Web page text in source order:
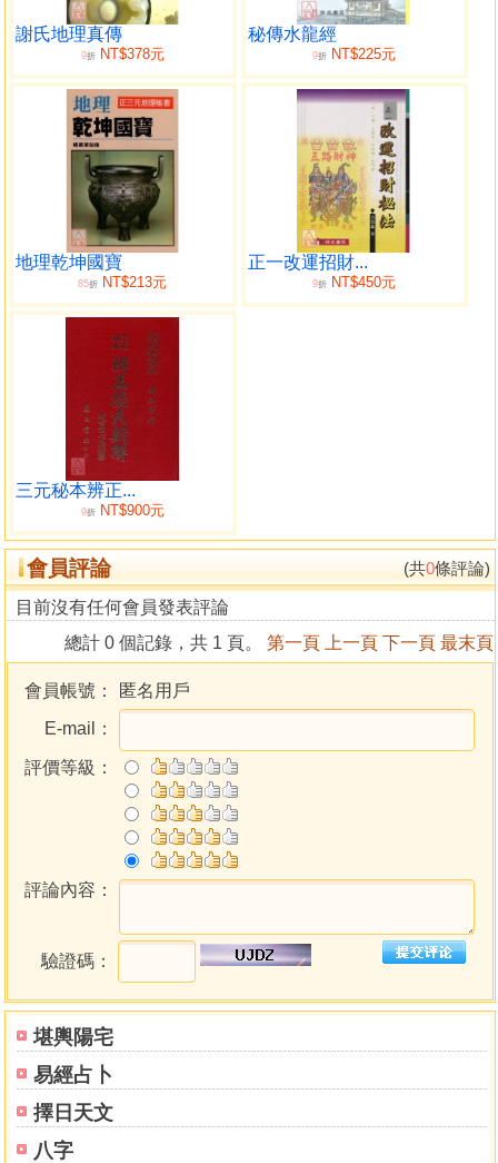
堪輿陽宅
易經占卜
擇日天文
八字
水龍尋脈歌
諸格一百八十七圖
謝氏地理真傳
9折NT$378元
秘傳水龍經
9折 NT$225元
地理乾坤國寶
85折 NT$213元
正一改運招財...
9折 NT$450元
三元秘本辨正...
9折NT$900元
會員評論 (共0條評論)
目前沒有任何會員發表評論
總計 0 個記錄，共 1 頁。 第一頁 上一頁 下一頁 最末頁
會員帳號：
匿名用戶
E-mail：
評價等級：
評論內容：
驗證碼：